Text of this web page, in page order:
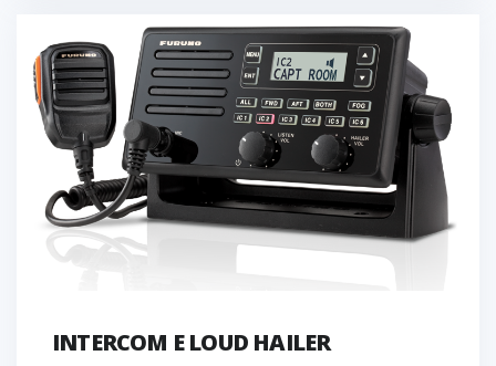
INTERCOM E LOUD HAILER